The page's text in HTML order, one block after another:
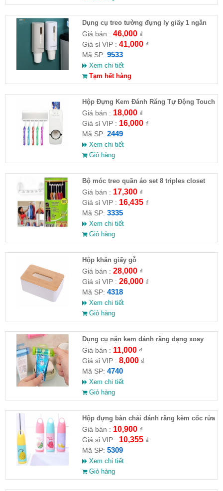
Dụng cụ treo tường đựng ly giấy 1 ngăn
Giá bán : 46,000₫
Giá sỉ VIP : 41,000₫
Mã SP: 9533
Xem chi tiết
Tạm hết hàng
Hộp Đựng Kem Đánh Răng Tự Động Touch
Me
Giá bán : 18,000₫
Giá sỉ VIP : 16,000₫
Mã SP: 2449
Xem chi tiết
Giỏ hàng
Bộ móc treo quần áo set 8 triples closet
space
Giá bán : 17,300₫
Giá sỉ VIP : 16,435₫
Mã SP: 3335
Xem chi tiết
Giỏ hàng
Hộp khăn giấy gỗ
Giá bán : 28,000₫
Giá sỉ VIP : 26,000₫
Mã SP: 4318
Xem chi tiết
Giỏ hàng
Dụng cụ nặn kem đánh răng dạng xoay
treo tường
Giá bán : 11,000₫
Giá sỉ VIP : 8,000₫
Mã SP: 4740
Xem chi tiết
Giỏ hàng
Hộp đựng bàn chải đánh răng kèm cốc rửa
mặt
Giá bán : 10,900₫
Giá sỉ VIP : 10,355₫
Mã SP: 5309
Xem chi tiết
Giỏ hàng